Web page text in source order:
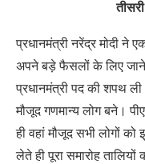
प्रधानमंत्री नरेंद्र मोदी ने
अपने बड़े फैसलों के लिए जाने
प्रधानमंत्री पद की शपथ
मौजूद गणमान्य लोग बने।
ही वहां मौजूद सभी लोगों
लेते ही पूरा समारोह